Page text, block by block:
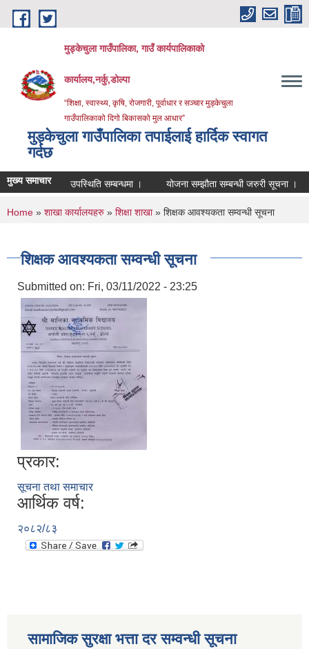
Skip to main content
मुड्केचुला गाउँपालिका, गाउँ कार्यपालिकाको
कार्यालय,नर्कु,डोल्पा
“शिक्षा, स्वास्थ्य, कृषि, रोजगारी, पूर्वाधार र सञ्चार मुड्केचुला
गाउँपालिकाको दिगो बिकासको मुल आधार”
मुड्केचुला गाउँपालिका तपाईलाई हार्दिक स्वागत
गर्दछ
मुख्य समाचारउपस्थिति सम्बन्धमा । योजना सम्झौता सम्बन्धी जरुरी सूचना ।
You are here
Home » शाखा कार्यालयहरु » शिक्षा शाखा» शिक्षक आवश्यकता सम्वन्धी सूचना
शिक्षक आवश्यकता सम्वन्धी सूचना
Submitted on: Fri, 03/11/2022 - 23:25
प्रकार:
सूचना तथा समाचार
आर्थिक वर्ष:
२०८२/८३
सामाजिक सुरक्षा भत्ता दर सम्वन्धी सूचना